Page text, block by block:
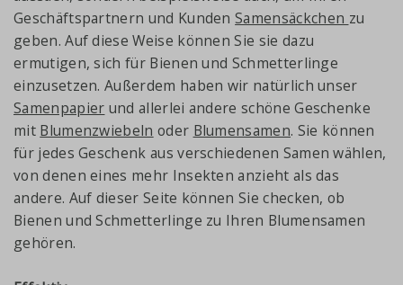
Geschäftspartnern und KundenSamensäckchen zu
geben. Auf diese Weise können Sie sie dazu
ermutigen, sich für Bienen und Schmetterlinge
einzusetzen. Außerdem haben wir natürlich unser
Samenpapier und allerlei andere schöne Geschenke
mit Blumenzwiebeln oder Blumensamen. Sie können
für jedes Geschenk aus verschiedenen Samen wählen,
von denen eines mehr Insekten anzieht als das
andere. Auf dieser Seite können Sie checken, ob
Bienen und Schmetterlinge zu Ihren Blumensamen
gehören.